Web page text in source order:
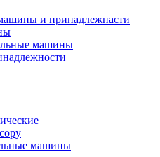
и принадлежнасти
машины
машины